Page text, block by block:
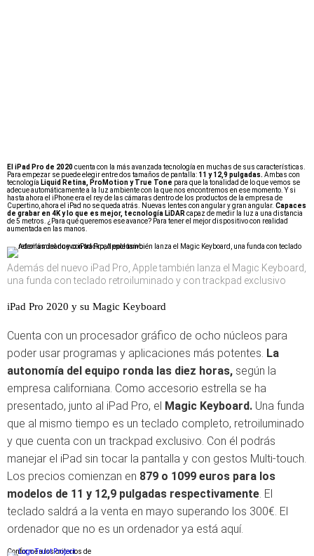
El iPad Pro de 2020cuenta con la más avanzada tecnología en muchas de sus características.
Para empezar se puede elegir entre dos tamaños de pantalla: 11 y 12,9 pulgadas. Ambas con
tecnología Liquid Retina, ProMotion y True Tone para que la tonalidad de lo que vemos se
adecue automáticamente a la luz ambiente con la que nos encontremos en ese momento. Y si
hasta ahora el iPhone era el rey de las cámaras dentro de los productos de la empresa de
Cupertino, ahora el iPad no se queda atrás. Nuevas lentes con angular y gran angular. Capaces
de grabar en 4K y lo que es mejor, tecnología LiDAR capaz de medir la luz a una distancia
de 5 metros. ¿Para qué queremos ese avance? Para tener el mejor dispositivo con realidad
aumentada en las manos.
Además del nuevo iPad Pro, Apple también lanza el Magic Keyboard,
una funda con teclado retroiluminado y con trackpad exclusivo
iPad Pro 2020 y su Magic Keyboard
Cuenta con un procesador gráfico de ocho núcleos para
poder usar programas y aplicaciones más potentes. La
autonomía del equipo ronda las diez horas, según la
empresa californiana. Como accesorio estrella se ha
presentado, junto al iPad Pro, el Magic Keyboard. Una funda
que al mismo tiempo es un teclado completo, retroiluminado
y que cuenta con un trackpad exclusivo. Con él podrás
manejar el iPad sin tocar la pantalla y con gestos Multi-touch.
Los precios comienzan en 879 o 1099 euros para los
modelos de 11 y 12,9 pulgadas respectivamente. El
teclado saldrá a la venta en mayo superando los 300€. El
ordenador que no es un ordenador ya está aquí.
Conforme a los criterios de